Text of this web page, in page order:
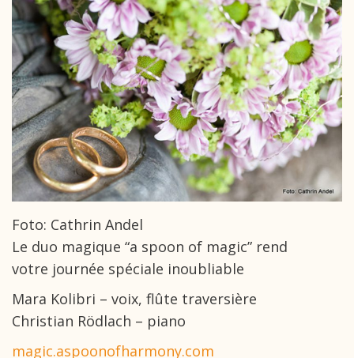
Foto: Cathrin Andel
Le duo magique “a spoon of magic” rend
votre journée spéciale inoubliable
Mara Kolibri – voix, flûte traversière
Christian Rödlach – piano
magic.aspoonofharmony.com